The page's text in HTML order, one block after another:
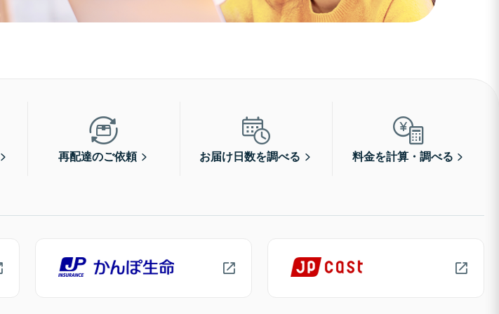
再配達のご依頼 お届け日数を調べる 料金を計算・調べる